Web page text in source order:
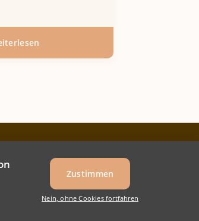
Medical
Zustimmen
Nein, ohne Cookies fortfahren